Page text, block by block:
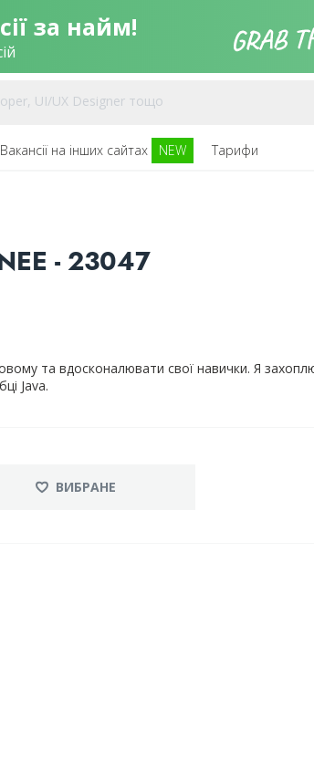
за найм!
Вакансії на інших сайтах NEW Тарифи
- 23047
та вдосконалювати свої навички. Я
Java.
ВИБРАНЕ